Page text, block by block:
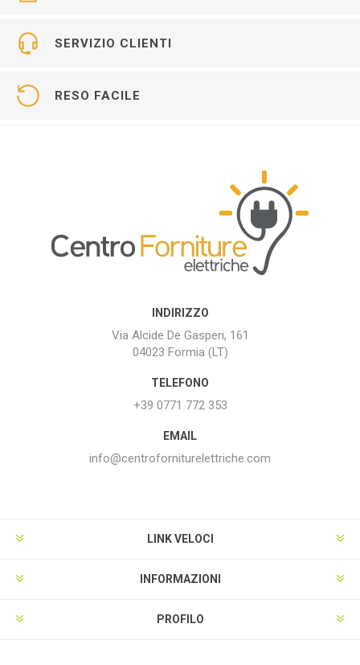
SERVIZIO CLIENTI
RESO FACILE
INDIRIZZO
Via Alcide De Gasperi, 161
04023 Formia (LT)
TELEFONO
+39 0771 772 353
EMAIL
info@centroforniturelettriche.com
LINK VELOCI
INFORMAZIONI
PROFILO